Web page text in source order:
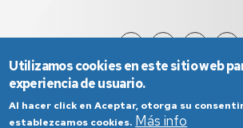
Utilizamos cookies en este sitio web
experiencia de usuario.
Al hacer click en Aceptar, otorga su
establezcamos cookies. Más info